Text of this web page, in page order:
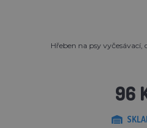
Hřeben na psy
96